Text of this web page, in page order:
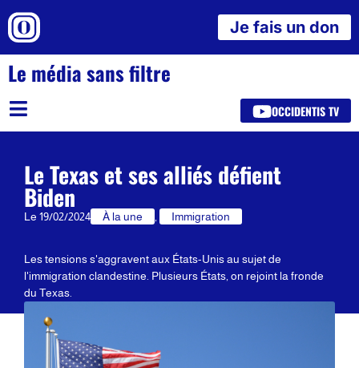
Je fais un don
Le média sans filtre
OCCIDENTIS TV
Le Texas et ses alliés défient
Biden
Le 19/02/2024 À la une Immigration
Les tensions s'aggravent aux États-Unis au sujet de
l'immigration clandestine. Plusieurs États, on rejoint la fronde
du Texas.